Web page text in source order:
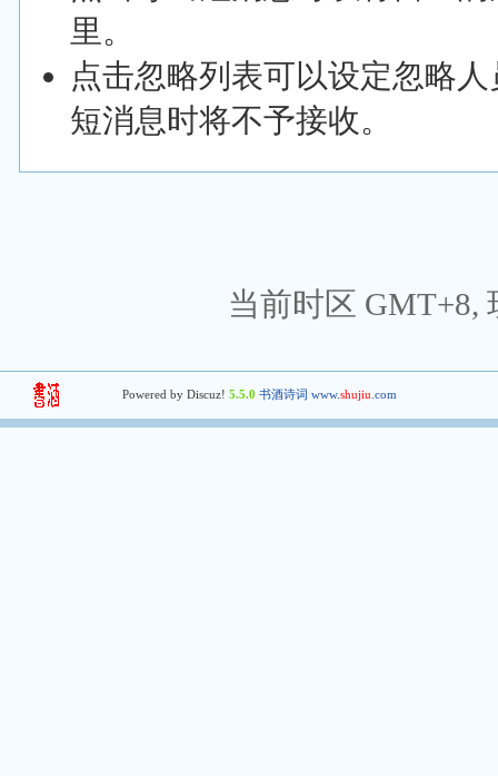
里。
点击忽略列表可以设定忽略
短消息时将不予接收。
当前时区 GMT+8,
Powered by Discuz! 5.5.0 书酒诗词 www.shujiu .com